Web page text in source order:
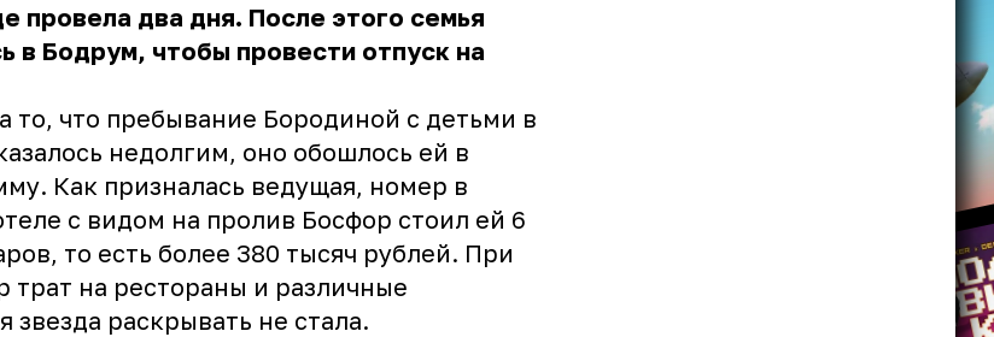
провела два дня. После этого семья
в Бодрум, чтобы провести отпуск на
то, что пребывание Бородиной с детьми в
недолгим, оно обошлось ей в
Как призналась ведущая, номер в
с видом на пролив Босфор стоил ей 6
то есть более 380 тысяч рублей. При
трат на рестораны и различные
звезда раскрывать не стала.